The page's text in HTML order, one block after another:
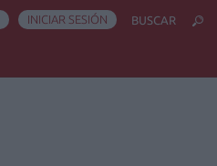
INICIAR SESIÓN BUSCAR